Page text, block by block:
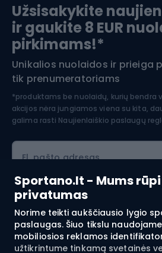
Sportano.lt - Mums
privatumas
Norime teikti aukščiausio lygio
paslaugas. Šiuo tikslu
mobiliosios reklamos
užtikrintume tinkamą svetainės
Apranga žiemos sportui
Šiaurietiškas ėjimas
Užsisakykite
ir gaukite 8 EUR
pirkimams!*
Unikalios nuolaidos ir prieiga
tik prenumeratoriams
*produktams be nuolaidų, kurių bendra
akcijos nėra jungiamos viena su kita,
galima rasti Naujienlaiškio paslaugų
El. pašto adresas
Pirkimas
Klientų aptarnavimas